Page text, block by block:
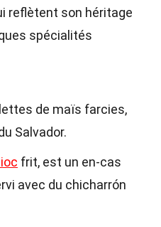
reflètent son héritage
spécialités
de maïs farcies,
Salvador.
frit, est un en-cas
avec du chicharrón